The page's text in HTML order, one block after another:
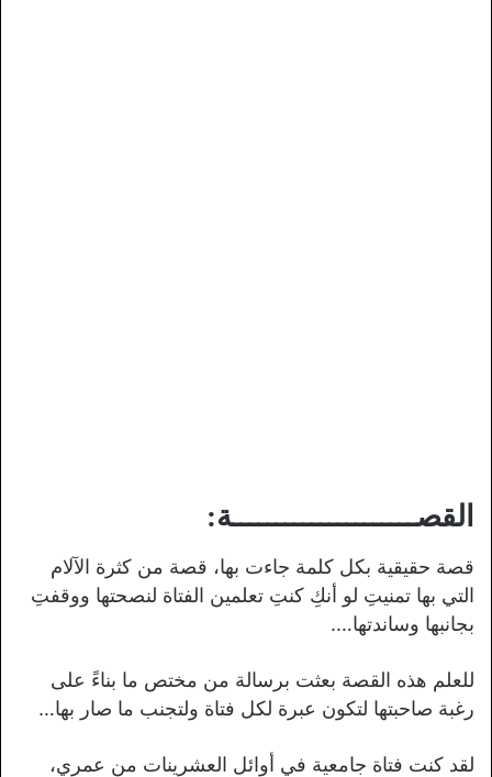
القصـــــــــــــــــــــة:
قصة حقيقية بكل كلمة جاءت بها، قصة من كثرة الآلام
التي بها تمنيتِ لو أنكِ كنتِ تعلمين الفتاة لنصحتها ووقفتِ
بجانبها وساندتها….
للعلم هذه القصة بعثت برسالة من مختص ما بناءً على
رغبة صاحبتها لتكون عبرة لكل فتاة ولتجنب ما صار بها…
لقد كنت فتاة جامعية في أوائل العشرينات من عمري،